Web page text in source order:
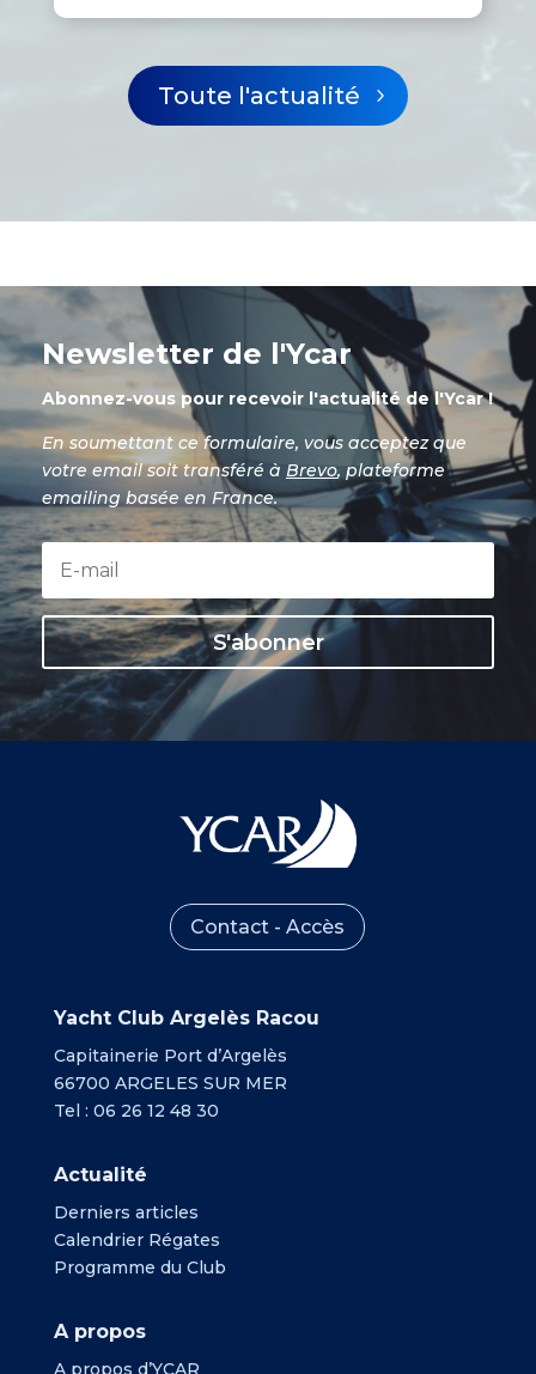
Toute l'actualité
Newsletter de l'Ycar
Abonnez-vous pour recevoir l'actualité de l'Ycar !
En soumettant ce formulaire, vous acceptez que
votre email soit transféré à Brevo, plateforme
emailing basée en France.
S'abonner
Contact - Accès
Yacht Club Argelès Racou
Capitainerie Port d’Argelès
66700 ARGELES SUR MER
Tel : 06 26 12 48 30
Actualité
Derniers articles
Calendrier Régates
Programme du Club
A propos
A propos d’YCAR